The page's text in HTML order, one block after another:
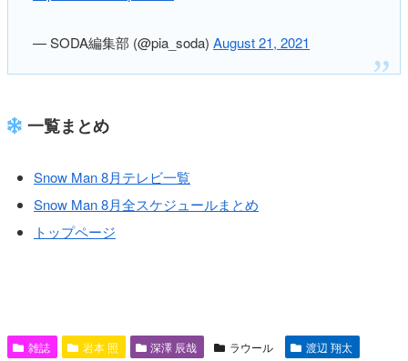
— SODA編集部 (@pia_soda) August 21, 2021
一覧まとめ
Snow Man 8月テレビ一覧
Snow Man 8月全スケジュールまとめ
トップページ
雑誌 岩本 照 深澤 辰哉 ラウール
渡辺 翔太